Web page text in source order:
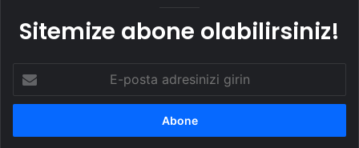
Sitemize abone olabilirsiniz!
posta
adresinizi